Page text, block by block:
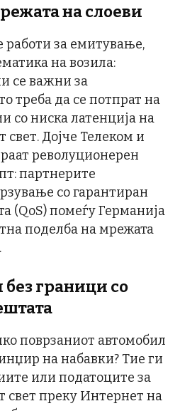
на слоеви
работи за емитување,
на возила:
се важни за
треба да се потпрат на
со ниска латенција на
Дојче Телеком и
револуционерен
партнерите
со гарантиран
(QoS) помеѓу Германија
поделба на мрежата
граници со
поврзаниот автомобил
на набавки? Тие ги
или податоците за
свет преку Интернет на